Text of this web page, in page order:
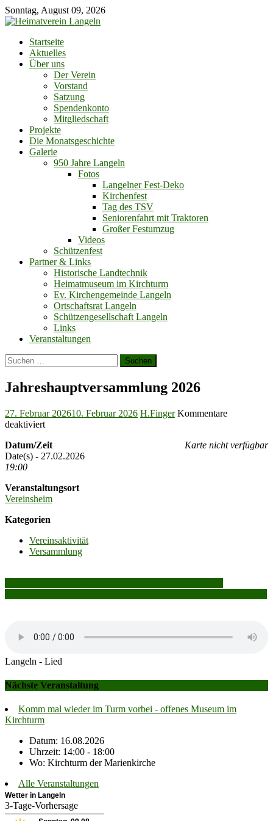
Skip
to
Sonntag, August 09, 2026
Startseite
Aktuelles
Über uns
Der Verein
Vorstand
Satzung
Spendenkonto
Mitgliedschaft
Projekte
Die Monatsgeschichte
Galerie
950 Jahre Langeln
Fotos
Langelner Fest-Deko
Kirchenfest
Tag des TSV
Seniorenfahrt mit Traktoren
Großer Festumzug
Videos
Schützenfest
Partner & Links
Historische Landtechnik
Heimatmuseum im Kirchturm
Ev. Kirchengemeinde Langeln
Ortschaftsrat Langeln
Schützengesellschaft Langeln
Links
Veranstaltungen
Suchen
nach:
Jahreshauptversammlung 2026
Posted
on
27. Februar 202610. Februar 2026 Author
H.Finger Kommentare
deaktiviertfür
2026
Karte nicht verfügbar
Datum/Zeit
Date(s) - 27.02.2026
19:00
Veranstaltungsort
Vereinsheim
Kategorien
Vereinsaktivität
Versammlung
Beitragsnavigation
Langeln - Lied
Nächste Veranstaltung
Komm mal wieder im Turm vorbei - offenes Museum im
Kirchturm
Datum: 16.08.2026
Uhrzeit: 14:00 - 18:00
Wo: Kirchturm der Marienkirche
Alle Veranstaltungen
Wetter in Langeln
3-Tage-Vorhersage